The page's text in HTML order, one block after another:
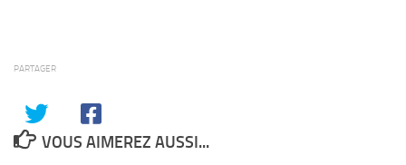
PARTAGER
VOUS AIMEREZ AUSSI...